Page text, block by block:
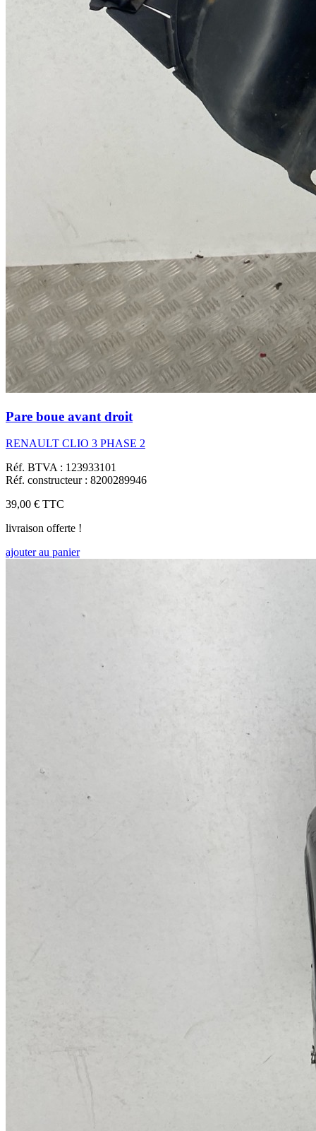
Pare boue avant droit
RENAULT CLIO 3 PHASE 2
Réf. BTVA : 123933101
Réf. constructeur : 8200289946
39,00 € TTC
livraison offerte !
ajouter au panier